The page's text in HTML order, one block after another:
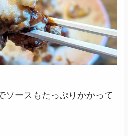
ソースもたっぷりかかって